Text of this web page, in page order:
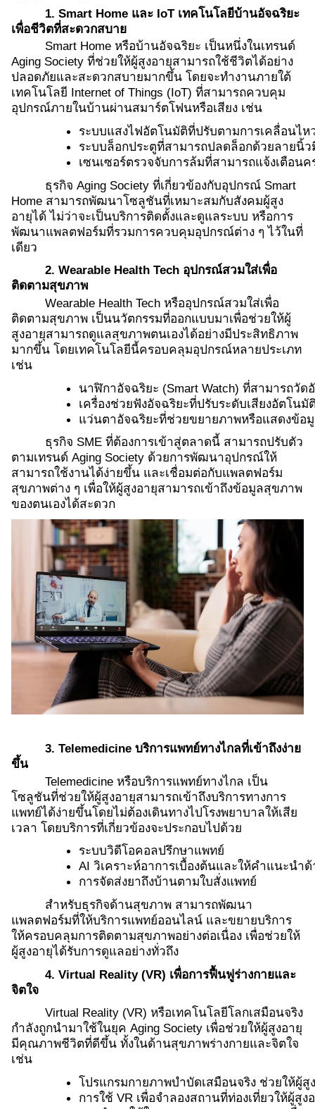
1. Smart Home และ IoT เทคโนโลยีบ้านอัจฉริยะ
เพื่อชีวิตที่สะดวกสบาย
Smart Home หรือบ้านอัจฉริยะ เป็นหนึ่งในเทรนด์
Aging Society ที่ช่วยให้ผู้สูงอายุสามารถใช้ชีวิตได้อย่าง
ปลอดภัยและสะดวกสบายมากขึ้น โดยจะทำงานภายใต้
เทคโนโลยี Internet of Things (IoT) ที่สามารถควบคุม
อุปกรณ์ภายในบ้านผ่านสมาร์ตโฟนหรือเสียง เช่น
ระบบแสงไฟอัตโนมัติที่ปรับตามการเคลื่อนไห
ระบบล็อกประตูที่สามารถปลดล็อกด้วยลายนิ้ว
เซนเซอร์ตรวจจับการล้มที่สามารถแจ้งเตือน
ธุรกิจ Aging Society ที่เกี่ยวข้องกับอุปกรณ์ Smart
Home สามารถพัฒนาโซลูชันที่เหมาะสมกับสังคมผู้สูง
อายุได้ ไม่ว่าจะเป็นบริการติดตั้งและดูแลระบบ หรือการ
พัฒนาแพลตฟอร์มที่รวมการควบคุมอุปกรณ์ต่าง ๆ ไว้ในที่
เดียว
2. Wearable Health Tech อุปกรณ์สวมใส่เพื่อ
ติดตามสุขภาพ
Wearable Health Tech หรืออุปกรณ์สวมใส่เพื่อ
ติดตามสุขภาพ เป็นนวัตกรรมที่ออกแบบมาเพื่อช่วยให้ผู้
สูงอายุสามารถดูแลสุขภาพตนเองได้อย่างมีประสิทธิภาพ
มากขึ้น โดยเทคโนโลยีนี้ครอบคลุมอุปกรณ์หลายประเภท
เช่น
นาฬิกาอัจฉริยะ (Smart Watch) ที่สามารถวั
เครื่องช่วยฟังอัจฉริยะที่ปรับระดับเสียงอัตโน
แว่นตาอัจฉริยะที่ช่วยขยายภาพหรือแสดงข้อ
ธุรกิจ SME ที่ต้องการเข้าสู่ตลาดนี้ สามารถปรับตัว
ตามเทรนด์ Aging Society ด้วยการพัฒนาอุปกรณ์ให้
สามารถใช้งานได้ง่ายขึ้น และเชื่อมต่อกับแพลตฟอร์ม
สุขภาพต่าง ๆ เพื่อให้ผู้สูงอายุสามารถเข้าถึงข้อมูลสุขภาพ
ของตนเองได้สะดวก
3. Telemedicine บริการแพทย์ทางไกลที่เข้าถึงง่าย
ขึ้น
Telemedicine หรือบริการแพทย์ทางไกล เป็น
โซลูชันที่ช่วยให้ผู้สูงอายุสามารถเข้าถึงบริการทางการ
แพทย์ได้ง่ายขึ้นโดยไม่ต้องเดินทางไปโรงพยาบาลให้เสีย
เวลา โดยบริการที่เกี่ยวข้องจะประกอบไปด้วย
ระบบวิดีโอคอลปรึกษาแพทย์
AI วิเคราะห์อาการเบื้องต้นและให้คำแนะนำ
การจัดส่งยาถึงบ้านตามใบสั่งแพทย์
สำหรับธุรกิจด้านสุขภาพ สามารถพัฒนา
แพลตฟอร์มที่ให้บริการแพทย์ออนไลน์ และขยายบริการ
ให้ครอบคลุมการติดตามสุขภาพอย่างต่อเนื่อง เพื่อช่วยให้
ผู้สูงอายุได้รับการดูแลอย่างทั่วถึง
4. Virtual Reality (VR) เพื่อการฟื้นฟูร่างกายและ
จิตใจ
Virtual Reality (VR) หรือเทคโนโลยีโลกเสมือนจริง
กำลังถูกนำมาใช้ในยุค Aging Society เพื่อช่วยให้ผู้สูงอายุ
มีคุณภาพชีวิตที่ดีขึ้น ทั้งในด้านสุขภาพร่างกายและจิตใจ
เช่น
โปรแกรมกายภาพบำบัดเสมือนจริง ช่วยให้ผู้
การใช้ VR เพื่อจำลองสถานที่ท่องเที่ยวให้ผู้